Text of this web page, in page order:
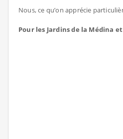
Nous, ce qu’on apprécie
Pour les Jardins de la Médina